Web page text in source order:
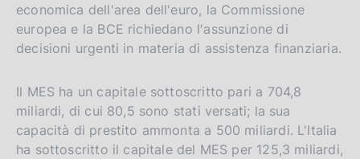
economica dell'area dell'euro, la Commissione
europea e la BCE richiedano l'assunzione di
decisioni urgenti in materia di assistenza finanziaria.
Il MES ha un capitale sottoscritto pari a 704,8
miliardi, di cui 80,5 sono stati versati; la sua
capacità di prestito ammonta a 500 miliardi. L'Italia
ha sottoscritto il capitale del MES per 125,3 miliardi,